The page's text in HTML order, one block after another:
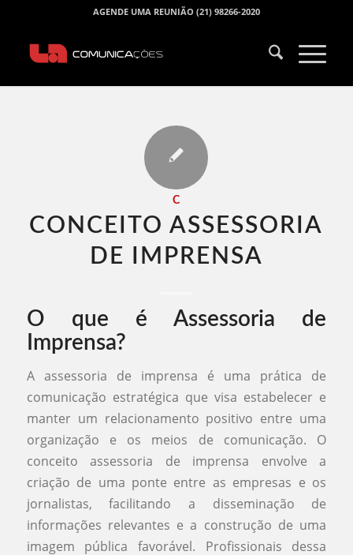
AGENDE UMA REUNIÃO (21) 98266-2020
C
CONCEITO ASSESSORIA
DE IMPRENSA​
O que é Assessoria de
Imprensa?
A assessoria de imprensa é uma prática de
comunicação estratégica que visa estabelecer e
manter um relacionamento positivo entre uma
organização e os meios de comunicação. O
conceito assessoria de imprensa envolve a
criação de uma ponte entre as empresas e os
jornalistas, facilitando a disseminação de
informações relevantes e a construção de uma
imagem pública favorável. Profissionais dessa